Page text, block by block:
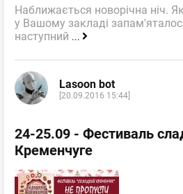
Наближається новорічна ніч.
у Вашому закладі
наступний ...
Lasoon bot
[20.09.2016 15:44]
24-25.09 - Фестиваль
Кременчуге